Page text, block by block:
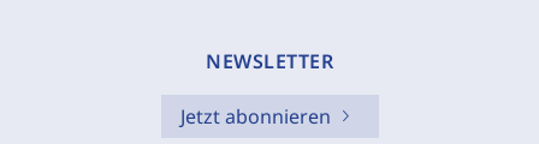
NEWSLETTER
Jetzt abonnieren